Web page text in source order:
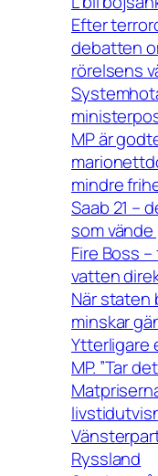
Efter
debatten
rörelsens
MP är
mindre
Saab 21 –
som
Fire Boss
vatten
När staten
minskar
Ytterligare
MP. ”Tar
Ryssland